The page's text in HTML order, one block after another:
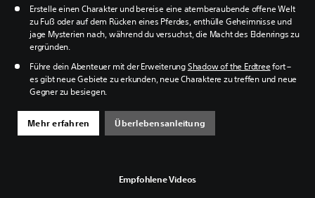
Erstelle einen Charakter und bereise eine atemberaubende offene Welt
zu Fuß oder auf dem Rücken eines Pferdes, enthülle Geheimnisse und
jage Mysterien nach, während du versuchst, die Macht des Eldenrings zu
ergründen.
Führe dein Abenteuer mit der ErweiterungShadow of the Erdtreefort –
es gibt neue Gebiete zu erkunden, neue Charaktere zu treffen und neue
Gegner zu besiegen.
Mehr erfahren Überlebensanleitung
Empfohlene Videos